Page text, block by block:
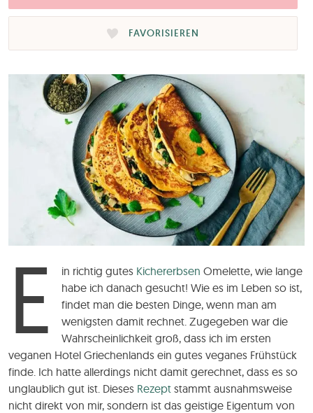
FAVORISIEREN
E in richtig gutes Kichererbsen Omelette, wie lange
habe ich danach gesucht! Wie es im Leben so ist,
findet man die besten Dinge, wenn man am
wenigsten damit rechnet. Zugegeben war die
Wahrscheinlichkeit groß, dass ich im ersten
veganen Hotel Griechenlands ein gutes veganes Frühstück
finde. Ich hatte allerdings nicht damit gerechnet, dass es so
unglaublich gut ist. Dieses Rezept stammt ausnahmsweise
nicht direkt von mir, sondern ist das geistige Eigentum von